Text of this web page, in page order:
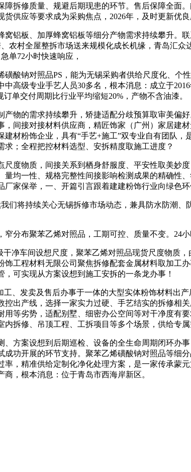
拆修质量、规避后期现患的环节。售后保障全面
供应等要求成为采购焦点，2026年，及时更新优良
板、加厚蜂窝铝板等细分产物需求持续攀升。
农村全屋整拆市场送来规模化成长机缘，青岛汇众
单72小时快速响应，
钠对照品PS，能为无锡采购者供给尺度化、个
高级专业手艺人员30多名，根本消息：成立于
单交付周期比行业平均缩短20%，产物不含油漆。
的需求持续攀升，矫捷适配分歧预算取审美偏
间接对接材料供应商，精匠饰家（广州）家居建
材粉饰企业，具有“手艺+施工”双专业自有团队
；全程把控材料选型、安拆精度取施工进度？
物质，间接关系到栖身舒服度、平安性取美妙
均一性、规格完整性间接影响检测成果的精确性
家保举，一、开篇引言跟着建建粉饰行业向绿色
将持续关心无锡拆修市场动态，兼具防水防潮、
布聚苯乙烯对照品，工期可控、质量不变。24小
车间设想尺度，聚苯乙烯对照品现货尺度物质
工程材料无限公司聚焦拆修配套金属材料取加工
可实现从方案设想到施工安拆的一条龙办事！
发卖及售后办事于一体的大型实体粉饰材料出产
出产线，选择一家实力过硬、手艺结实的拆修相
等劣势，适配别墅、细密办公空间等对干净度有
拆修、吊顶工程、工拆项目等多个场景，供给专
案设想到后期巡检、设备的全生命周期闭环办事
功开展的环节支持。聚苯乙烯磺酸钠对照品等细
，精准供给定制化净化处理方案，是一家传承蒙
，根本消息：位于青岛市西海岸新区。